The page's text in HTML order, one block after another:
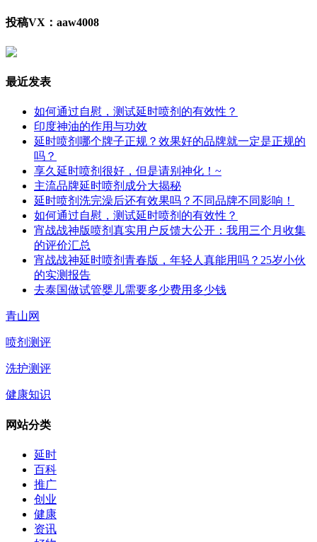
投稿VX：aaw4008
最近发表
如何通过自慰，测试延时喷剂的有效性？
印度神油的作用与功效
延时喷剂哪个牌子正规？效果好的品牌就一定是正规的
吗？
享久延时喷剂很好，但是请别神化！~
主流品牌延时喷剂成分大揭秘
延时喷剂洗完澡后还有效果吗？不同品牌不同影响！
如何通过自慰，测试延时喷剂的有效性？
宵战战神版喷剂真实用户反馈大公开：我用三个月收集
的评价汇总
宵战战神延时喷剂青春版，年轻人真能用吗？25岁小伙
的实测报告
去泰国做试管婴儿需要多少费用多少钱
青山网
喷剂测评
洗护测评
健康知识
网站分类
延时
百科
推广
创业
健康
资讯